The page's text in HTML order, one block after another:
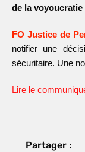
de la voyoucratie
FO Justice de
notifier une
sécuritaire. Une
Lire le
Partager :